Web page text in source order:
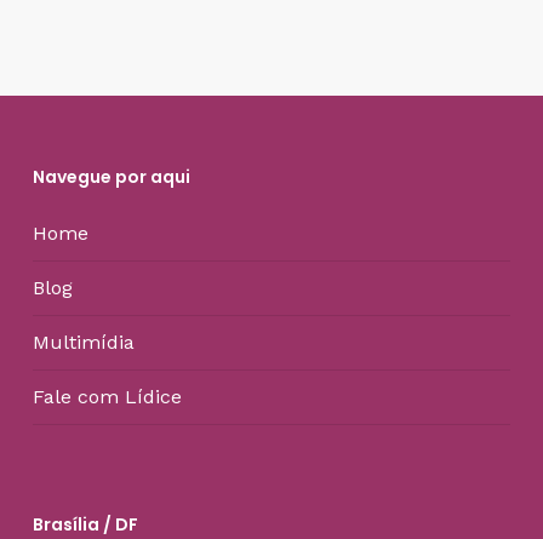
Navegue por aqui
Home
Blog
Multimídia
Fale com Lídice
Brasília / DF